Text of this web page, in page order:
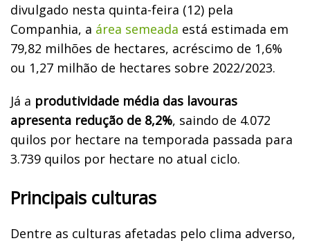
divulgado nesta quinta-feira (12) pela
Companhia, a área semeada está estimada em
79,82 milhões de hectares, acréscimo de 1,6%
ou 1,27 milhão de hectares sobre 2022/2023.
Já a produtividade média das lavouras
apresenta redução de 8,2%, saindo de 4.072
quilos por hectare na temporada passada para
3.739 quilos por hectare no atual ciclo.
Principais culturas
Dentre as culturas afetadas pelo clima adverso,